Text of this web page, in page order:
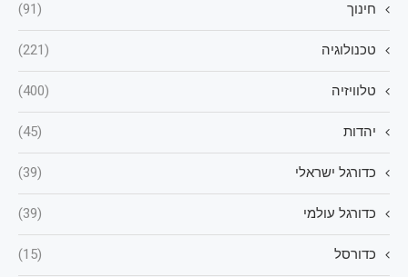
חינוך (91)
טכנולוגיה (221)
טלוויזיה (400)
יהדות (45)
כדורגל ישראלי (39)
כדורגל עולמי (39)
כדורסל (15)